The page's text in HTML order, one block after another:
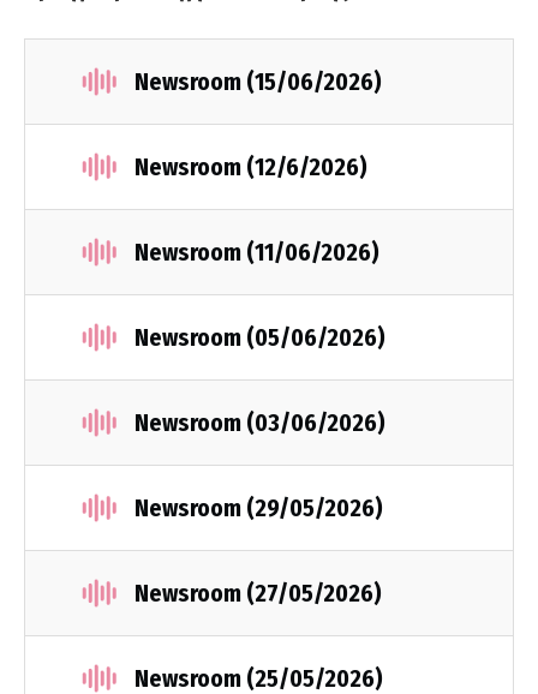
Newsroom (15/06/2026)
Newsroom (12/6/2026)
Newsroom (11/06/2026)
Newsroom (05/06/2026)
Newsroom (03/06/2026)
Newsroom (29/05/2026)
Newsroom (27/05/2026)
Newsroom (25/05/2026)